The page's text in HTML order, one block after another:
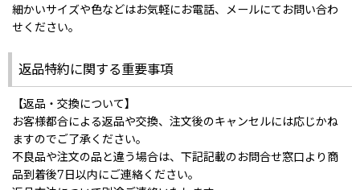
細かいサイズや色などはお気軽にお電話、メールにてお問い合わ
せください。
返品特約に関する重要事項
【返品・交換について】
お客様都合による返品や交換、注文後のキャンセルには応じかね
ますのでご了承ください。
不良品や注文の品と違う場合は、下記記載のお問合せ窓口より商
品到着後7日以内にご連絡ください。